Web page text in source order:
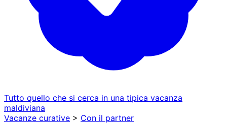
Tutto quello che si cerca in una tipica vacanza
maldiviana
Vacanze curative > Con il partner